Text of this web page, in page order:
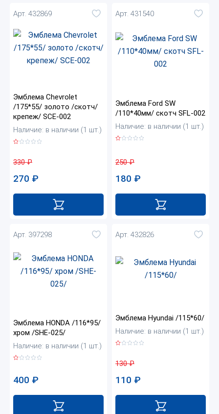
Арт. 432869
Эмблема Chevrolet
/175*55/ золото /скотч/
крепеж/ SCE-002
Наличие: в наличии (1 шт.)
330₽
270 ₽
Арт. 431540
Эмблема Ford SW
/110*40мм/ скотч SFL-002
Наличие: в наличии (1 шт.)
250₽
180 ₽
Арт. 397298
Эмблема HONDA /116*95/
хром /SHE-025/
Наличие: в наличии (1 шт.)
400 ₽
Арт. 432826
Эмблема Hyundai /115*60/
Наличие: в наличии (1 шт.)
130₽
110 ₽